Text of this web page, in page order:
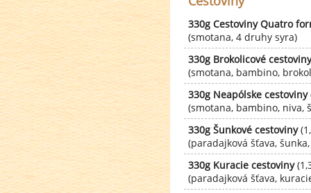
330g Cestoviny Quatro
(smotana, 4 druhy syra)
330g Brokolicové cestoviny
(smotana, bambino,
330g Neapólske cestoviny
(smotana, bambino, niva,
330g Šunkové cestoviny
(paradajková šťava,
330g Kuracie cestoviny
(paradajková šťava,